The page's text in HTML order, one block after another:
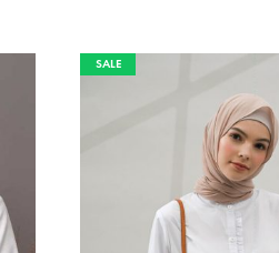
SALE